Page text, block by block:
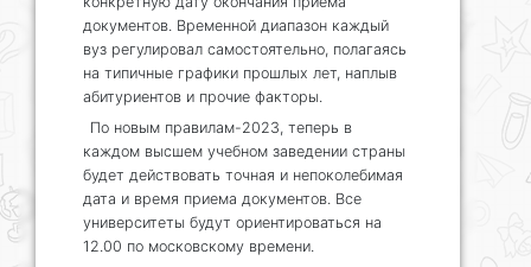
документов. Временной диапазон каждый
вуз регулировал самостоятельно, полагаясь
на типичные графики прошлых лет, наплыв
абитуриентов и прочие факторы.
По новым правилам-2023, теперь в
каждом высшем учебном заведении страны
будет действовать точная и непоколебимая
дата и время приема документов. Все
университеты будут ориентироваться на
12.00 по московскому времени.